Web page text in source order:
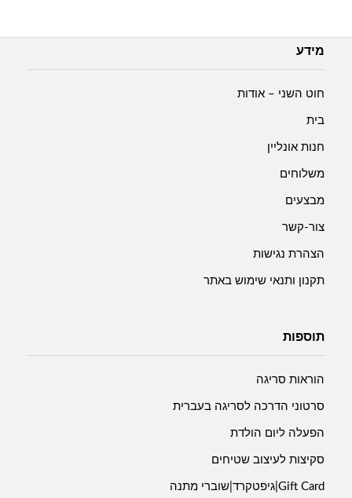
מידע
חוט השני – אודות
בית
חנות אונליין
משלוחים
מבצעים
צור-קשר
הצהרת נגישות
תקנון ותנאי שימוש באתר
תוספות
הוראות סריגה
סרטוני הדרכה לסריגה בעברית
הפעלה ליום הולדת
סקיצות לעיצוב שטיחים
Gift Card|גיפטקרד|שוברי מתנה